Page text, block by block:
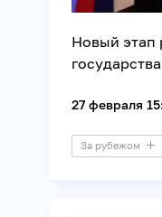
Новый этап
государства
27 февраля
За рубежом